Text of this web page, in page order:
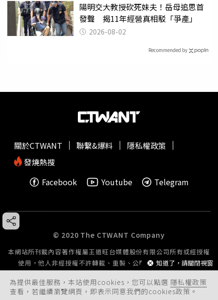
陽明交大教授砍死妹夫！岳母追思首
發聲 揭11年經營真相駁「爭產」
2026-08-02
Recommended by
為提供最佳服務，本站使用cookies，您可以點選 隱私權政策
查看，若繼續瀏覽網頁，即表示同意我們的cookies政策。
知道了，請關閉視窗
關於CTWANT 聯繫&爆料
隱私權政策
發燒熱搜
Facebook
Youtube Telegram
© 2020 The CTWANT Company
本網站所刊載內容著作權屬王道旺台媒體股份有限公司所有或經授權
使用，他人非經授權不許轉載、重製、公開播送或公開傳輸。